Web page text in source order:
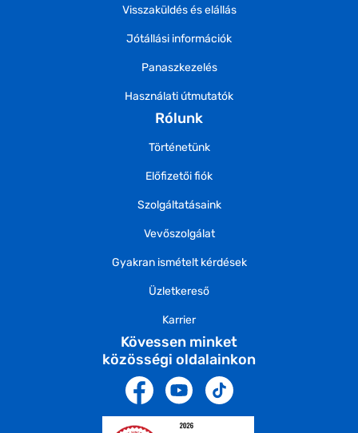
Visszaküldés és elállás
Jótállási információk
Panaszkezelés
Használati útmutatók
Rólunk
Történetünk
Előfizetői fiók
Szolgáltatásaink
Vevőszolgálat
Gyakran ismételt kérdések
Üzletkereső
Karrier
Kövessen minket
közösségi oldalainkon